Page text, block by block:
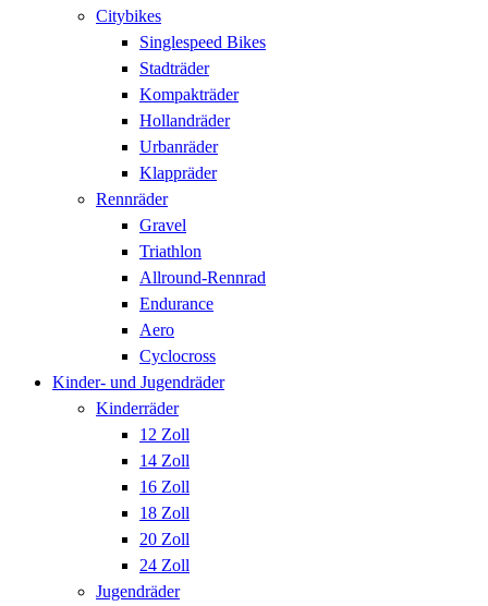
Citybikes
Singlespeed Bikes
Stadträder
Kompakträder
Hollandräder
Urbanräder
Klappräder
Rennräder
Gravel
Triathlon
Allround-Rennrad
Endurance
Aero
Cyclocross
Kinder- und Jugendräder
Kinderräder
12 Zoll
14 Zoll
16 Zoll
18 Zoll
20 Zoll
24 Zoll
Jugendräder